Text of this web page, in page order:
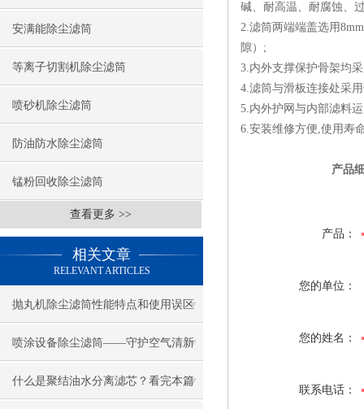
安满能除尘滤筒
等离子切割机除尘滤筒
喷砂机除尘滤筒
防油防水除尘滤筒
锰粉回收除尘滤筒
查看更多 >>
相关文章
RELEVANT ARTICLES
抛丸机除尘滤筒性能特点和使用误区
喷涂设备除尘滤筒——守护空气清新
的卫士
什么是聚结油水分离滤芯？看完本篇
碱、耐高温、耐腐蚀、
2.滤筒两端端盖选用
隙）;
3.内外支撑保护骨架均
4.滤筒与滑板连接处采
5.内外护网与内部滤料
6.安装维修方便,使用寿
产品细节图
产品：
您的单位：
您的姓名：
联系电话：